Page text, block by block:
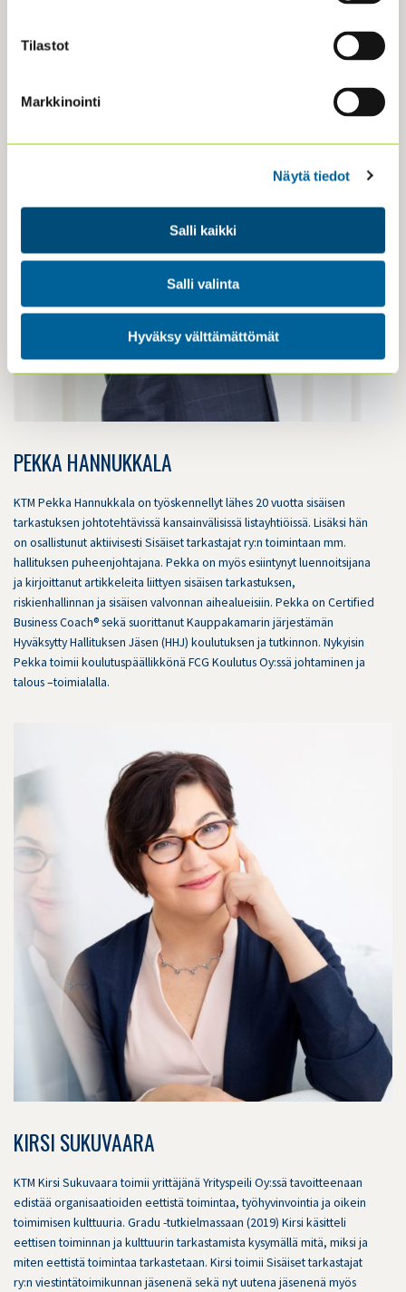
Tilastot
Markkinointi
Näytä tiedot
Salli kaikki
Salli valinta
Hyväksy välttämättömät
PEKKA HANNUKKALA
KTM Pekka Hannukkala on työskennellyt lähes 20 vuotta sisäisen
tarkastuksen johtotehtävissä kansainvälisissä listayhtiöissä. Lisäksi hän
on osallistunut aktiivisesti Sisäiset tarkastajat ry:n toimintaan mm.
hallituksen puheenjohtajana. Pekka on myös esiintynyt luennoitsijana
ja kirjoittanut artikkeleita liittyen sisäisen tarkastuksen,
riskienhallinnan ja sisäisen valvonnan aihealueisiin. Pekka on Certified
Business Coach® sekä suorittanut Kauppakamarin järjestämän
Hyväksytty Hallituksen Jäsen (HHJ) koulutuksen ja tutkinnon. Nykyisin
Pekka toimii koulutuspäällikkönä FCG Koulutus Oy:ssä johtaminen ja
talous –toimialalla.
KIRSI SUKUVAARA
KTM Kirsi Sukuvaara toimii yrittäjänä Yrityspeili Oy:ssä tavoitteenaan
edistää organisaatioiden eettistä toimintaa, työhyvinvointia ja oikein
toimimisen kulttuuria. Gradu -tutkielmassaan (2019) Kirsi käsitteli
eettisen toiminnan ja kulttuurin tarkastamista kysymällä mitä, miksi ja
miten eettistä toimintaa tarkastetaan. Kirsi toimii Sisäiset tarkastajat
ry:n viestintätoimikunnan jäsenenä sekä nyt uutena jäsenenä myös